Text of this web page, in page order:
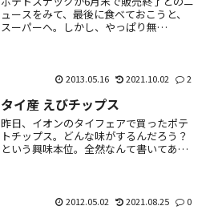
ュースをみて、最後に食べておこうと、
スーパーへ。しかし、やっぱり無
っと思ったのだけど、良くみ...
2013.05.16 2021.10.02 2
タイ産 えびチップス
昨日、イオンのタイフェアで買ったポテ
トチップス。どんな味がするんだろう？
という興味本位。全然なんて書いてある
けど、かっぱえびせんとは...
2012.05.02 2021.08.25 0